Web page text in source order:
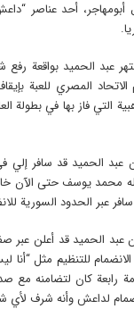
أبومهاجر، أحد عناصر
عبد الحميد بواقعة رفع
الاتحاد المصري للعبة
التي فاز بها في بطولة
عبد الحميد قد سافر إلي
محمد يوسف حتى الآن
عبر الحدود السورية
عبد الحميد قد أعلن عبر
للتنظيم مثل
رابعة كان لتضامنه مع
لداعش وأنه شرف لأي